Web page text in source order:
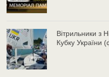
Вітрильники з
Кубку України